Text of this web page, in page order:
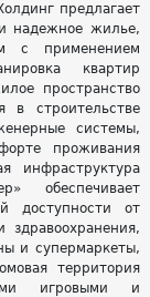
предлагает
надежное жилье,
с применением
квартир
пространство
в строительстве
системы,
проживания
инфраструктура
обеспечивает
доступности от
здравоохранения,
и супермаркеты,
территория
игровыми и